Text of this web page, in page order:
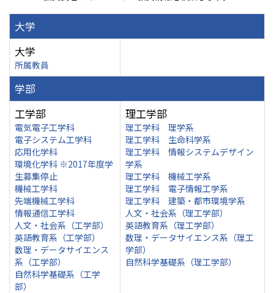
大学
大学
所属教員
学部
工学部
電気電子工学科
電子システム工学科
応用化学科
環境化学科 ※2017年度学
生募集停止
機械工学科
先端機械工学科
情報通信工学科
人文・社会系（工学部）
英語教育系（工学部）
数理・データサイエンス
系（工学部）
自然科学基礎系（工学
部）
理工学部
理工学科 理学系
理工学科 生命科学系
理工学科 情報システムデザイン
学系
理工学科 機械工学系
理工学科 電子情報工学系
理工学科 建築・都市環境学系
人文・社会系（理工学部）
英語教育系（理工学部）
数理・データサイエンス系（理工
学部）
自然科学基礎系（理工学部）